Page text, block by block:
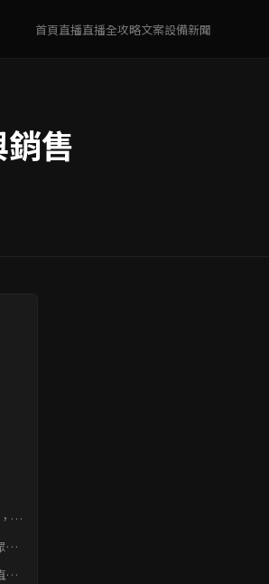
首頁直播直播全攻略文案設備新聞
售
活
直
參
播